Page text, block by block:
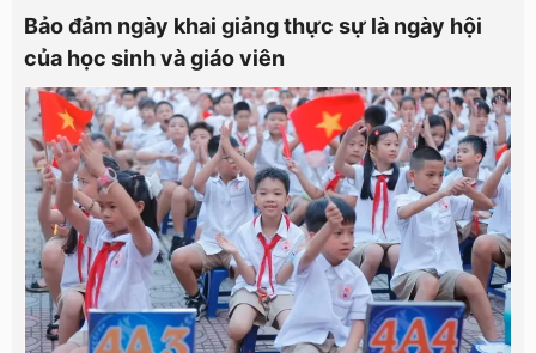
Bảo đảm ngày khai giảng thực sự là ngày hội
của học sinh và giáo viên